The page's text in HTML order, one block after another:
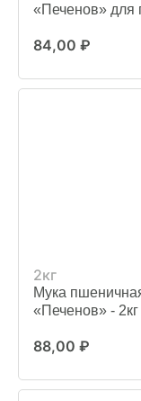
«Печенов» для
84,00 ₽
2кг
Мука
«Печенов» - 2кг
88,00 ₽